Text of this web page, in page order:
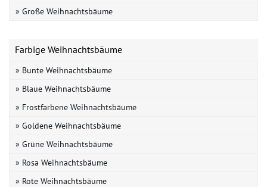
» Große Weihnachtsbäume
Farbige Weihnachtsbäume
» Bunte Weihnachtsbäume
» Blaue Weihnachtsbäume
» Frostfarbene Weihnachtsbäume
» Goldene Weihnachtsbäume
» Grüne Weihnachtsbäume
» Rosa Weihnachtsbäume
» Rote Weihnachtsbäume